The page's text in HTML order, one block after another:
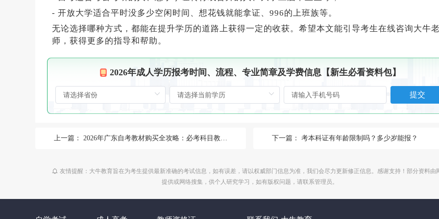
- 开放大学适合平时没多少空闲时间、想花钱就能拿证、996的上班族等。
无论选择哪种方式，都能在提升学历的道路上获得一定的收获。希望本文能引导考生在线咨询大牛
师，获得更多的指导和帮助。
2026年成人学历报考时间、流程、专业简章及学费信息【新生必看资料包】
提交
上一篇： 2026年广东自考教材购买全攻略：必考科目教材清单与正版购买渠道汇总！ 下一篇： 考本科证有年龄限制吗？多少岁能报？
友情提醒：大牛教育旨在为考生提供最新准确的考试信息，如有误差，请以权威部门信息为准，我们会尽力更新修正信息。感谢支持！部分资料由
提供或网络搜集，供个人研究学习，如有版权问题，请联系管理员。